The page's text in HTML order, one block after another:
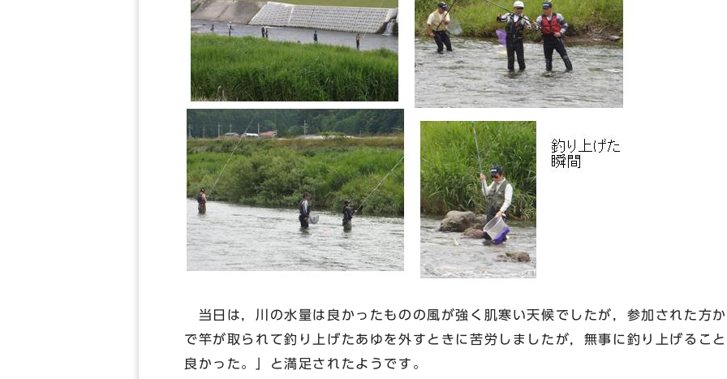
当日は，川の水量は良かったものの風が強く肌寒い天候でしたが，参加された方
で竿が取られて釣り上げたあゆを外すときに苦労しましたが，無事に釣り上げるこ
良かった。」と満足されたようです。